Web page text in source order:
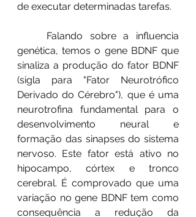
de executar determinadas tarefas.
genética, temos o gene BDNF que
sinaliza a produção do fator BDNF
(sigla para "Fator Neurotrófico
Derivado do Cérebro"), que é uma
neurotrofina fundamental para o
desenvolvimento neural e
formação das sinapses do sistema
nervoso. Este fator está ativo no
hipocampo, córtex e tronco
cerebral. É comprovado que uma
variação no gene BDNF tem como
consequência a redução da